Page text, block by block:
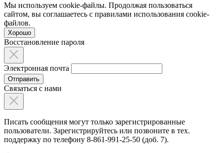
Мы используем cookie-файлы. Продолжая пользоваться
сайтом, вы соглашаетесь с правилами использования cookie-
файлов.
Хорошо
Восстановление пароля
Электронная почта
Отправить
Связаться с нами
Писать сообщения могут только зарегистрированные
пользователи. Зарегистрируйтесь или позвоните в тех.
поддержку по телефону 8-861-991-25-50 (доб. 7).